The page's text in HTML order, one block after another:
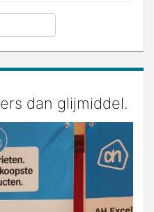
dan glijmiddel.